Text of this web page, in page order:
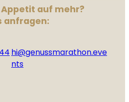
auf mehr?
anfragen:
hi@genussmarathon.eve
nts